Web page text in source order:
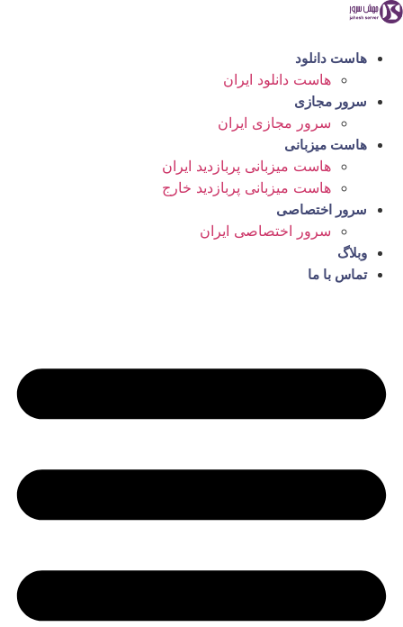
پرش
محتوا
هاست دانلود
هاست دانلود ایران
سرور مجازی
سرور مجازی ایران
هاست میزبانی
هاست میزبانی پربازدید ایران
هاست میزبانی پربازدید خارج
سرور اختصاصی
سرور اختصاصی ایران
وبلاگ
تماس با ما